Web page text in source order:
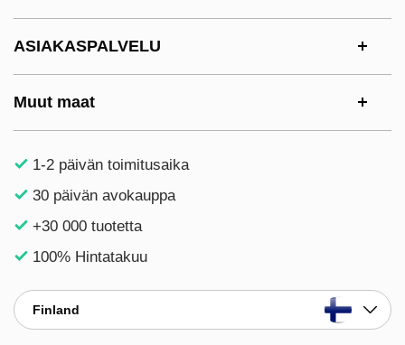
ASIAKASPALVELU
Muut maat
1-2 päivän toimitusaika
30 päivän avokauppa
+30 000 tuotetta
100% Hintatakuu
Finland